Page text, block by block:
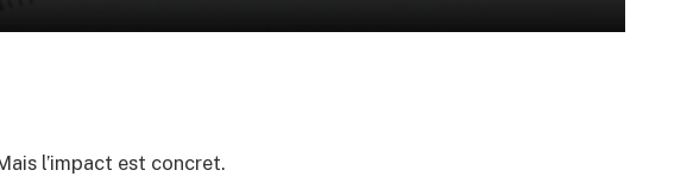
l’impact est concret.